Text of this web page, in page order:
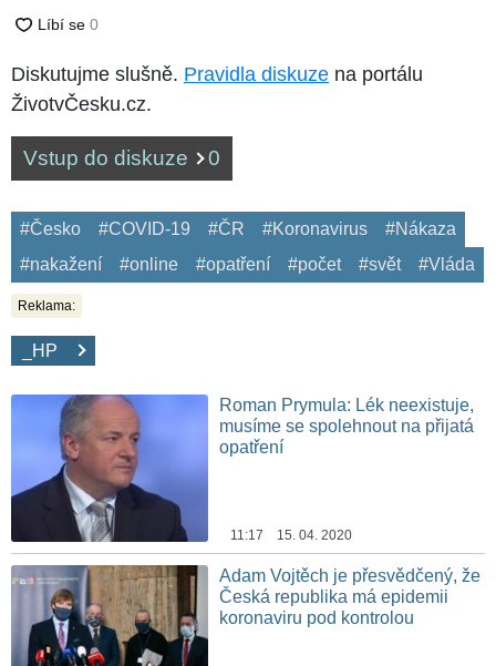
Diskutujme slušně. Pravidla diskuze na portálu
ŽivotvČesku.cz.
Vstup do diskuze 0
#Česko #COVID-19 #ČR #Koronavirus
#Nákaza
#nakažení
#online #opatření #počet #svět #Vláda
Reklama:
_HP
Roman Prymula: Lék neexistuje,
musíme se spolehnout na přijatá
opatření
11:17 15. 04. 2020
Adam Vojtěch je přesvědčený, že
Česká republika má epidemii
koronaviru pod kontrolou